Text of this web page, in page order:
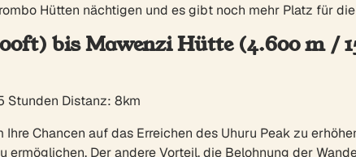
Hütten nächtigen und es gibt noch mehr Platz für
bis Mawenzi Hütte (4.600 m /
Stunden Distanz: 8km
Chancen auf das Erreichen des Uhuru Peak zu
Der andere Vorteil, die Belohnung der